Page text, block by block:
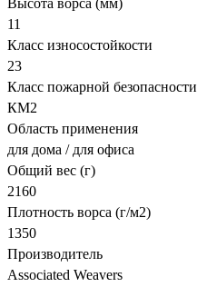
Высота ворса (мм)
11
Класс износостойкости
23
Класс пожарной безопасности
КМ2
Область применения
для дома / для офиса
Общий вес (г)
2160
Плотность ворса (г/м2)
1350
Производитель
Associated Weavers